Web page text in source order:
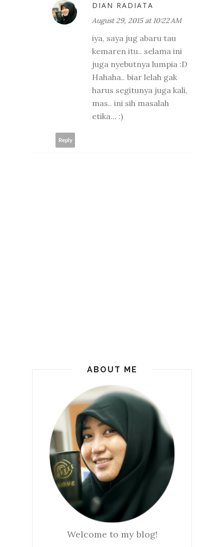
DIAN RADIATA
August 29, 2015 at 10:22 AM
iya, saya jug abaru tau
kemaren itu.. selama ini
juga nyebutnya lumpia :D
Hahaha.. biar lelah gak
harus segitunya juga kali,
mas.. ini sih masalah
etika... :)
Reply
ABOUT ME
Welcome to my blog!